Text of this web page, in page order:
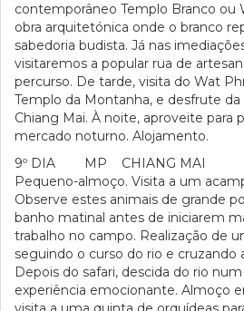
contemporâneo Templo Branco ou
obra arquitetónica onde o branco
sabedoria budista. Já nas
visitaremos a popular rua de
percurso. De tarde, visita do Wat
Templo da Montanha, e desfrute
Chiang Mai. À noite, aproveite para
mercado noturno. Alojamento.
9º DIA MP CHIANG MAI
Pequeno-almoço. Visita a um
Observe estes animais de grande
banho matinal antes de iniciarem
trabalho no campo. Realização de
seguindo o curso do rio e cruzando
Depois do safari, descida do rio
experiência emocionante. Almoço